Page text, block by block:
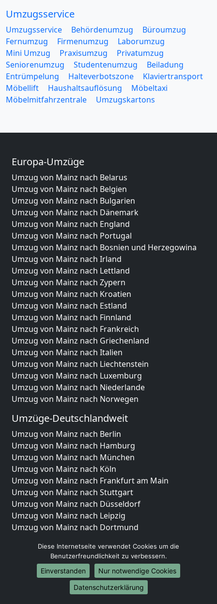
Umzugsservice
Umzugsservice Behördenumzug
Büroumzug
Fernumzug
Firmenumzug
Laborumzug
Mini Umzug
Praxisumzug
Privatumzug
Seniorenumzug
Studentenumzug
Beiladung
Entrümpelung
Halteverbotszone
Klaviertransport
Möbellift
Haushaltsauflösung
Möbeltaxi
Möbelmitfahrzentrale
Umzugskartons
Europa-Umzüge
Umzug von Mainz nach Belarus
Umzug von Mainz nach Belgien
Umzug von Mainz nach Bulgarien
Umzug von Mainz nach Dänemark
Umzug von Mainz nach England
Umzug von Mainz nach Portugal
Umzug von Mainz nach Bosnien und Herzegowina
Umzug von Mainz nach Irland
Umzug von Mainz nach Lettland
Umzug von Mainz nach Zypern
Umzug von Mainz nach Kroatien
Umzug von Mainz nach Estland
Umzug von Mainz nach Finnland
Umzug von Mainz nach Frankreich
Umzug von Mainz nach Griechenland
Umzug von Mainz nach Italien
Umzug von Mainz nach Liechtenstein
Umzug von Mainz nach Luxemburg
Umzug von Mainz nach Niederlande
Umzug von Mainz nach Norwegen
Umzüge-Deutschlandweit
Umzug von Mainz nach Berlin
Umzug von Mainz nach Hamburg
Umzug von Mainz nach München
Umzug von Mainz nach Köln
Umzug von Mainz nach Frankfurt am Main
Umzug von Mainz nach Stuttgart
Umzug von Mainz nach Düsseldorf
Umzug von Mainz nach Leipzig
Umzug von Mainz nach Dortmund
Umzug von Mainz nach Bremen
Umzug von Mainz nach Dresden
Umzug von Mainz nach Hannover
Umzug von Mainz nach Nürnberg
Umzug von Mainz nach Duisburg
Diese Internetseite verwendet Cookies um die
Benutzerfreundlichkeit zu verbessern.
Einverstanden
Nur notwendige Cookies
Datenschutzerklärung